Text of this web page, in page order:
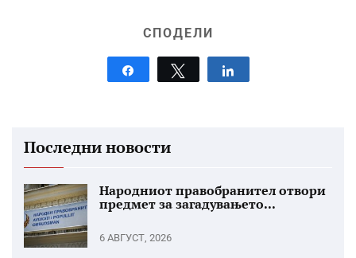
СПОДЕЛИ
Tweet
Последни новости
Народниот правобранител отвори
предмет за загадувањето...
6 АВГУСТ, 2026